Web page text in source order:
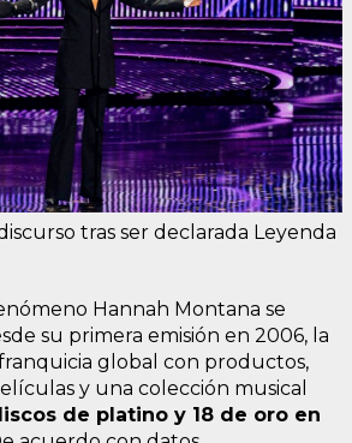
tras ser declarada Leyenda
Hannah Montana se
su primera emisión en 2006, la
global con productos,
y una colección musical
de platino y 18 de oro en